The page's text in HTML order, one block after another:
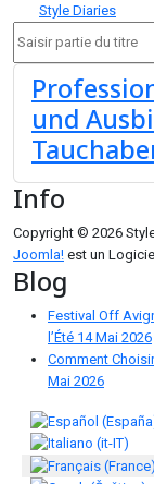
Style Diaries
und
Info
Copyright © 2026
Joomla! est un
Blog
Festival Off
l’Été 14 Mai 2026
Comment
Mai 2026
Sélectionnez votre